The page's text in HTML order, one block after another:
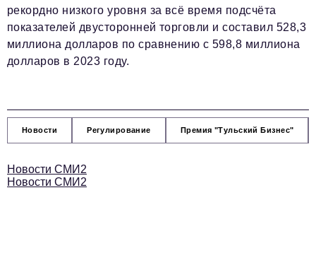
рекордно низкого уровня за всё время подсчёта
показателей двусторонней торговли и составил 528,3
миллиона долларов по сравнению с 598,8 миллиона
долларов в 2023 году.
Новости Регулирование Премия "Тульский Бизнес"
Новости СМИ2
Новости СМИ2